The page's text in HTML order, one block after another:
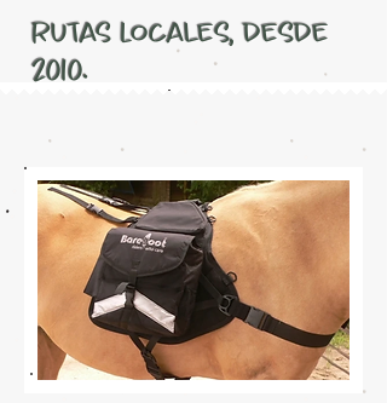
Rutas Locales, desde
2010.